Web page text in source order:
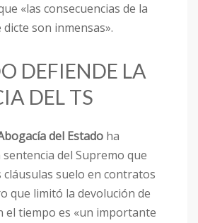
«las consecuencias de la
son inmensas».
DEFIENDE LA
DEL TS
del Estado ha
del Supremo que
cláusulas suelo en contratos
que limitó la devolución de
el tiempo es «un importante